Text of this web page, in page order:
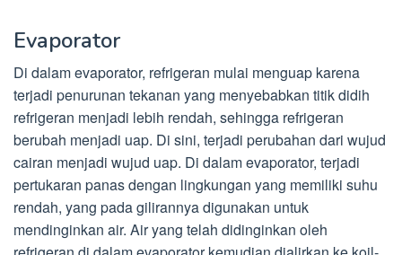
Evaporator
Di dalam evaporator, refrigeran mulai menguap karena
terjadi penurunan tekanan yang menyebabkan titik didih
refrigeran menjadi lebih rendah, sehingga refrigeran
berubah menjadi uap. Di sini, terjadi perubahan dari wujud
cairan menjadi wujud uap. Di dalam evaporator, terjadi
pertukaran panas dengan lingkungan yang memiliki suhu
rendah, yang pada gilirannya digunakan untuk
mendinginkan air. Air yang telah didinginkan oleh